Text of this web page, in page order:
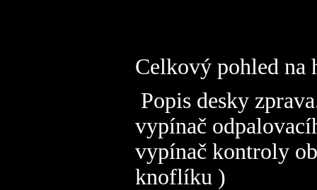
Celkový pohled
Popis desky
vypínač
vypínač kontroly
knoflíku )